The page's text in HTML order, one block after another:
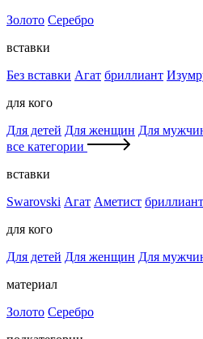
Золото Серебро
вставки
Без вставки Агат бриллиант
для кого
Для детей Для женщин Для
все категории
вставки
Swarovski Агат Аметист бриллиант
для кого
Для детей Для женщин Для
материал
Золото Серебро